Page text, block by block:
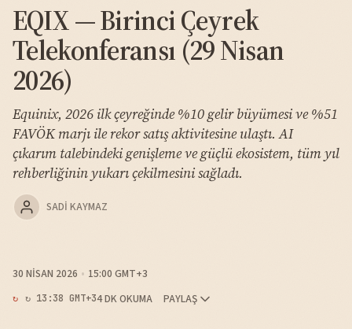
EQIX — Birinci Çeyrek
Telekonferansı (29 Nisan
2026)
Equinix, 2026 ilk çeyreğinde %10 gelir büyümesi ve %51
FAVÖK marjı ile rekor satış aktivitesine ulaştı. AI
çıkarım talebindeki genişleme ve güçlü ekosistem, tüm yıl
rehberliğinin yukarı çekilmesini sağladı.
SADI KAYMAZ
30 NISAN 2026 15:00 GMT+3
↻ 13:38 GMT+34 DK OKUMA PAYLAŞ